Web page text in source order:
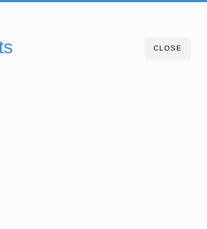
CLOSE